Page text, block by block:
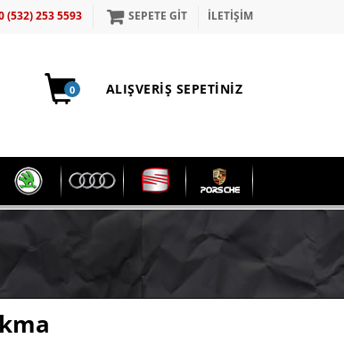
(532) 253 5593 SEPETE GİT İLETİŞİM
0 ALIŞVERIŞ SEPETINIZ